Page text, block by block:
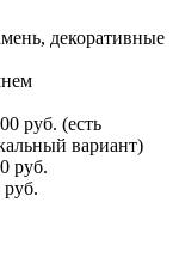
декоративные
руб. (есть
вариант)
руб.
руб.